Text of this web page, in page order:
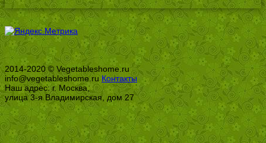
2014-2020 © Vegetableshome.ru
info@vegetableshome.ruКонтакты
Наш адрес: г. Москва,
улица 3-я Владимирская, дом 27